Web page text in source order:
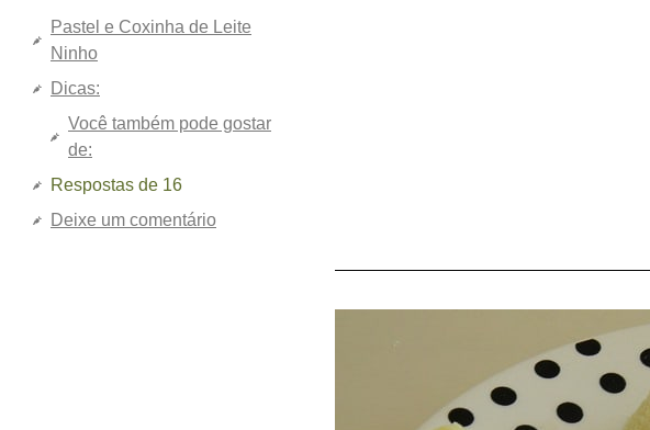
Pastel e Coxinha de Leite
Ninho
Dicas:
Você também pode gostar
de:
Respostas de 16
Deixe um comentário